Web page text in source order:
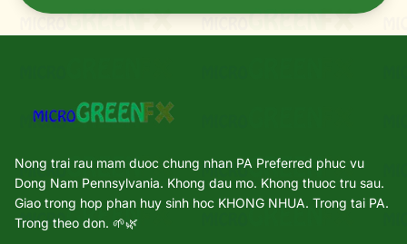
Nong trai rau mam duoc chung nhan PA Preferred phuc vu
Dong Nam Pennsylvania. Khong dau mo. Khong thuoc tru sau.
Giao trong hop phan huy sinh hoc KHONG NHUA. Trong tai PA.
Trong theo don. 🌱🌿